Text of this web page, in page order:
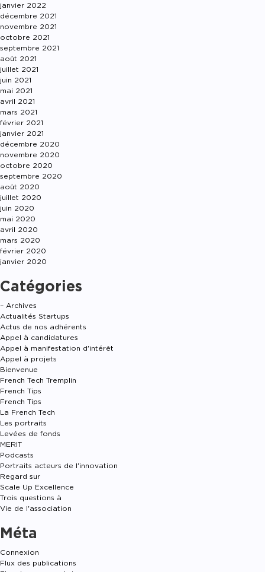
janvier 2022
décembre 2021
novembre 2021
octobre 2021
septembre 2021
août 2021
juillet 2021
juin 2021
mai 2021
avril 2021
mars 2021
février 2021
janvier 2021
décembre 2020
novembre 2020
octobre 2020
septembre 2020
août 2020
juillet 2020
juin 2020
mai 2020
avril 2020
mars 2020
février 2020
janvier 2020
Catégories
– Archives
Actualités Startups
Actus de nos adhérents
Appel à candidatures
Appel à manifestation d'intérêt
Appel à projets
Bienvenue
French Tech Tremplin
French Tips
French Tips
La French Tech
Les portraits
Levées de fonds
MERIT
Podcasts
Portraits acteurs de l'innovation
Regard sur
Scale Up Excellence
Trois questions à
Vie de l'association
Méta
Connexion
Flux des publications